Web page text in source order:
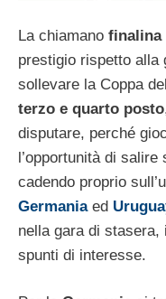
La chiamano finalina
prestigio rispetto alla
sollevare la Coppa
terzo e quarto posto
disputare, perché
l’opportunità di
cadendo proprio
Germaniaed
nella gara di
spunti di interesse.